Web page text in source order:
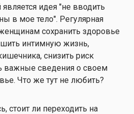
идея "не вводить
в мое тело". Регулярная
сохранить здоровье
интимную жизнь,
снизить риск
важные сведения о своем
Что же тут не любить?
стоит ли переходить на